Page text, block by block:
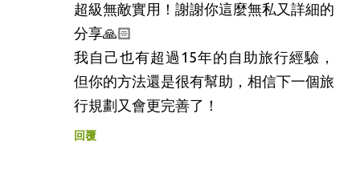
超級無敵實用！謝謝你這麼無私又詳細的
分享🙏🏻
我自己也有超過15年的自助旅行經驗，
但你的方法還是很有幫助，相信下一個旅
行規劃又會更完善了！
回覆